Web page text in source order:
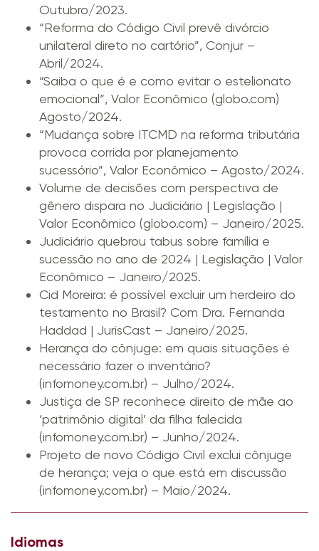
Outubro/2023.
“Reforma do Código Civil prevê divórcio
unilateral direto no cartório”, Conjur –
Abril/2024.
“Saiba o que é e como evitar o estelionato
emocional”, Valor Econômico (globo.com)
Agosto/2024.
“Mudança sobre ITCMD na reforma tributária
provoca corrida por planejamento
sucessório”, Valor Econômico – Agosto/2024.
Volume de decisões com perspectiva de
gênero dispara no Judiciário | Legislação |
Valor Econômico (globo.com) – Janeiro/2025.
Judiciário quebrou tabus sobre família e
sucessão no ano de 2024 | Legislação | Valor
Econômico – Janeiro/2025.
Cid Moreira: é possível excluir um herdeiro do
testamento no Brasil? Com Dra. Fernanda
Haddad | JurisCast – Janeiro/2025.
Herança do cônjuge: em quais situações é
necessário fazer o inventário?
(infomoney.com.br) – Julho/2024.
Justiça de SP reconhece direito de mãe ao
‘patrimônio digital’ da filha falecida
(infomoney.com.br) – Junho/2024.
Projeto de novo Código Civil exclui cônjuge
de herança; veja o que está em discussão
(infomoney.com.br) – Maio/2024.
Idiomas